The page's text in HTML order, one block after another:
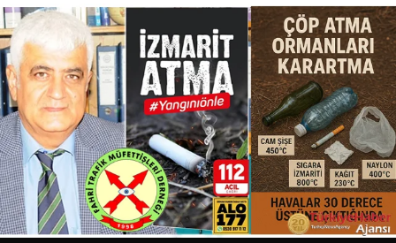
izmariti
affetmeyecek
açıkladı